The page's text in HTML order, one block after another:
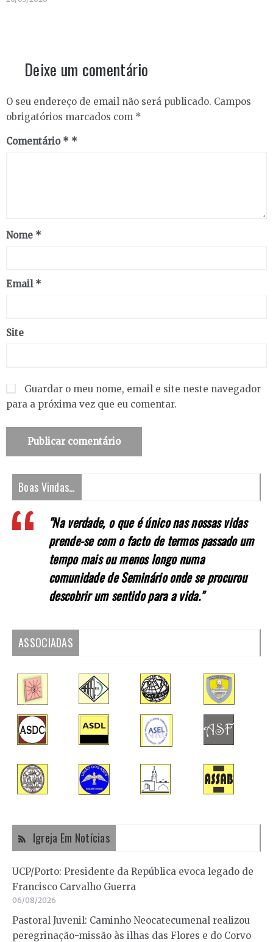
Deixe um comentário
O seu endereço de email não será publicado. Campos
obrigatórios marcados com *
Comentário *
Nome *
Email *
Site
Guardar o meu nome, email e site neste navegador
para a próxima vez que eu comentar.
Boas Vindas…
"Na verdade, o que é único nas nossas vidas
prende-se com o facto de termos passado um
tempo mais ou menos longo numa
comunidade de Seminário onde se procurou
descobrir um sentido para a vida."
ASSOCIADAS
Igreja Em Notícias
UCP/Porto: Presidente da República evoca legado de
Francisco Carvalho Guerra
06/08/2026
Pastoral Juvenil: Caminho Neocatecumenal realizou
peregrinação-missão às ilhas das Flores e do Corvo